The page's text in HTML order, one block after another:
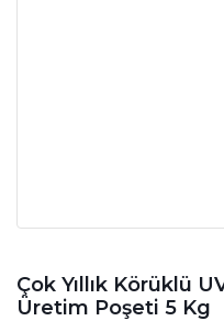
Çok Yıllık Körüklü
Üretim Poşeti 5 Kg